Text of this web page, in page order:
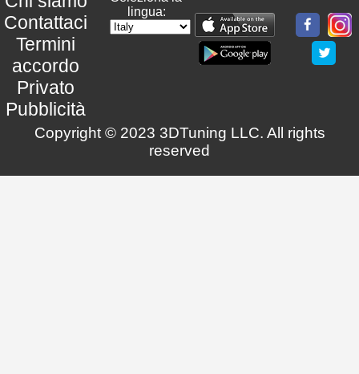
Contattaci
Termini
accordo
Privato
Pubblicità
lingua:
Copyright © 2023 3DTuning LLC. All rights
reserved